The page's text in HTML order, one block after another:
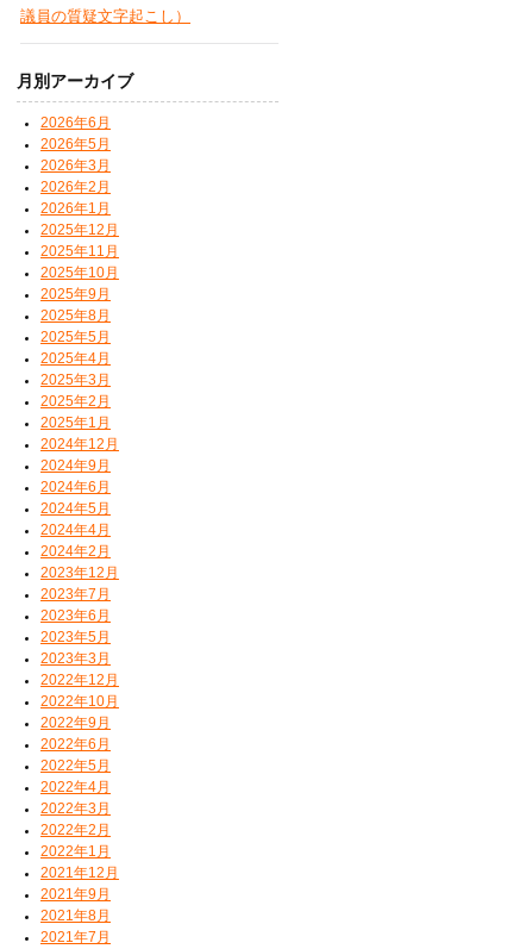
議員の質疑文字起こし）
月別アーカイブ
2026年6月
2026年5月
2026年3月
2026年2月
2026年1月
2025年12月
2025年11月
2025年10月
2025年9月
2025年8月
2025年5月
2025年4月
2025年3月
2025年2月
2025年1月
2024年12月
2024年9月
2024年6月
2024年5月
2024年4月
2024年2月
2023年12月
2023年7月
2023年6月
2023年5月
2023年3月
2022年12月
2022年10月
2022年9月
2022年6月
2022年5月
2022年4月
2022年3月
2022年2月
2022年1月
2021年12月
2021年9月
2021年8月
2021年7月